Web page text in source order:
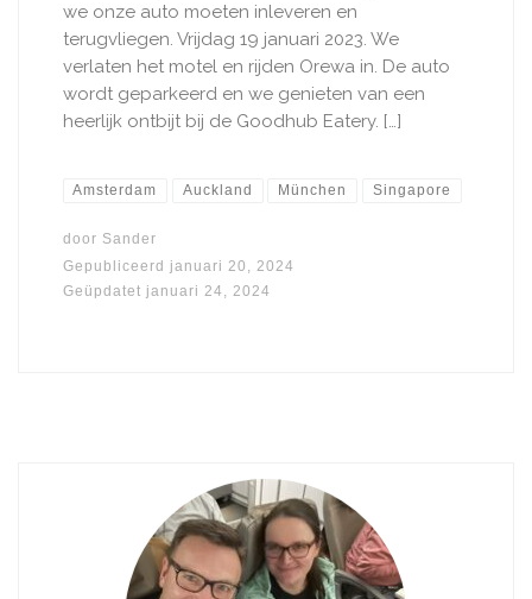
we onze auto moeten inleveren en
terugvliegen. Vrijdag 19 januari 2023. We
verlaten het motel en rijden Orewa in. De auto
wordt geparkeerd en we genieten van een
heerlijk ontbijt bij de Goodhub Eatery. […]
Amsterdam Auckland München Singapore
door Sander
Gepubliceerd januari 20, 2024
Geüpdatet januari 24, 2024